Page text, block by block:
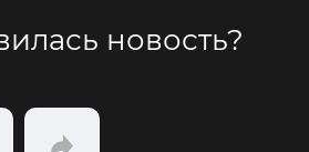
новость?